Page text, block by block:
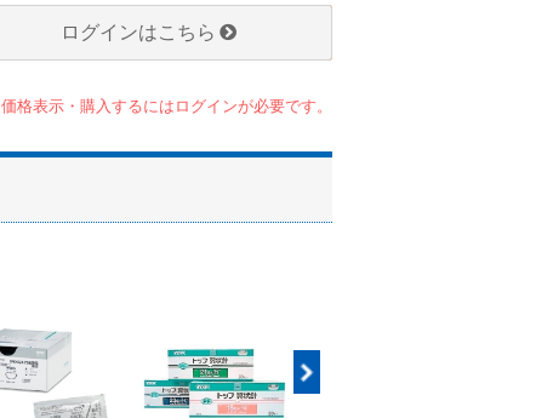
ログインはこちら
価格表示・購入するにはログインが必要です。